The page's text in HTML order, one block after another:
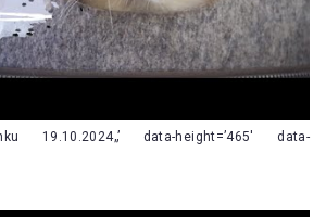
19.10.2024„’ data-height=’465′ data-